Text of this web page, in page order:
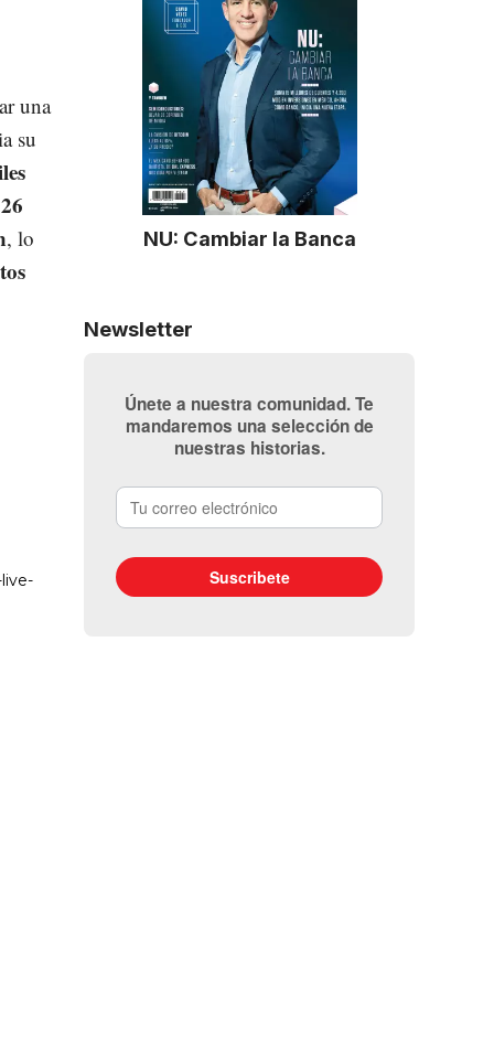
NU: Cambiar la Banca
Newsletter
Únete a nuestra comunidad. Te
mandaremos una selección de
nuestras historias.
una
su
, lo